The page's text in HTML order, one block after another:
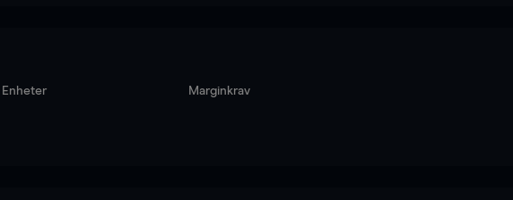
Enheter Marginkrav